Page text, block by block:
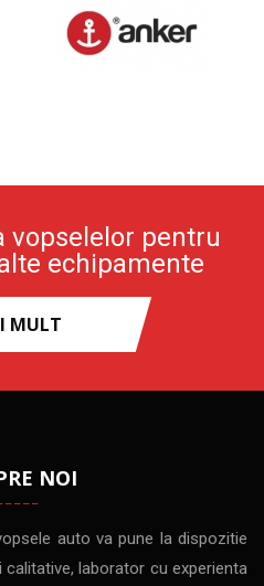
vopselelor pentru
echipamente
MULT
NOI
auto va pune la dispozitie
laborator cu experienta